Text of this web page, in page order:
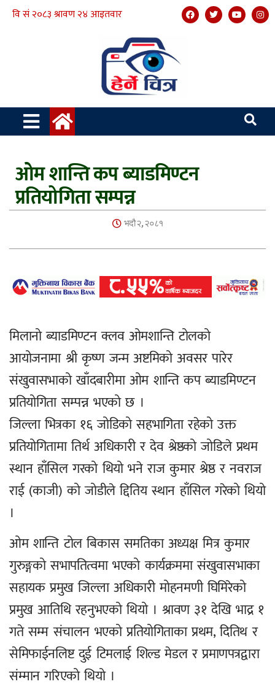
ओम शान्ति कप ब्याडमिण्टन
प्रतियोगिता सम्पन्न
भदौ २, २०८१
मिलानो ब्याडमिण्टन क्लव ओमशान्ति टोलको
आयोजनामा श्री कृष्ण जन्म अष्टमिको अवसर पारेर
संखुवासभाको खाँदबारीमा ओम शान्ति कप ब्याडमिण्टन
प्रतियोगिता सम्पन्न भएको छ ।
जिल्ला भित्रका १६ जोडिको सहभागिता रहेको उक्त
प्रतियोगितामा तिर्थ अधिकारी र देव श्रेष्ठको जोडिले प्रथम
स्थान हाँसिल गरको थियो भने राज कुमार श्रेष्ठ र नवराज
राई (काजी) को जोडीले द्दितिय स्थान हाँसिल गरेको थियो
।
ओम शान्ति टोल बिकास समतिका अध्यक्ष मित्र कुमार
गुरुङ्गको सभापतित्वमा भएको कार्यक्रममा संखुवासभाका
सहायक प्रमुख जिल्ला अधिकारी मोहनमणी घिमिरेको
प्रमुख आतिथि रहनुभएको थियो । श्रावण ३१ देखि भाद्र १
गते सम्म संचालन भएको प्रतियोगिताका प्रथम, दितिथ र
सेमिफाईनलिष्ट दुई टिमलाई शिल्ड मेडल र प्रमाणपत्रद्वारा
संम्मान गरिएको थियो ।